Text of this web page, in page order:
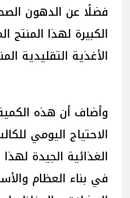
فضلًا عن الدهون
الكبيرة لهذا
الأغذية التقليدية
الاحتياج اليومي
الغذائية الجيدة
في بناء العظام